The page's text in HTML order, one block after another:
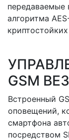
алгоритма
GSM
Встроенный
оповещений,
смартфона
посредством